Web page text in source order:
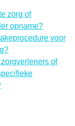
zorg of
opname?
voor
of